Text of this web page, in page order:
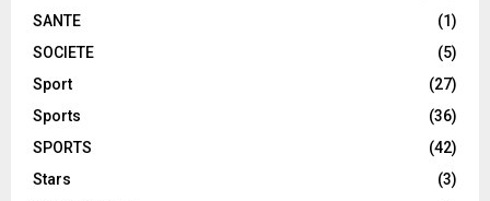
SANTE
(1)
SOCIETE
(5)
Sport
(27)
Sports
(36)
SPORTS
(42)
Stars
(3)